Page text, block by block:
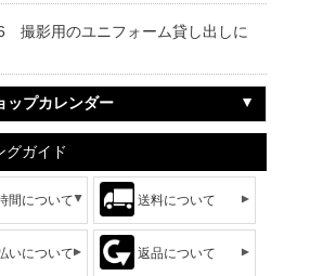
撮影用のユニフォーム貸し出しに
ップカレンダー
グガイド
間について 送料について
いについて 返品について